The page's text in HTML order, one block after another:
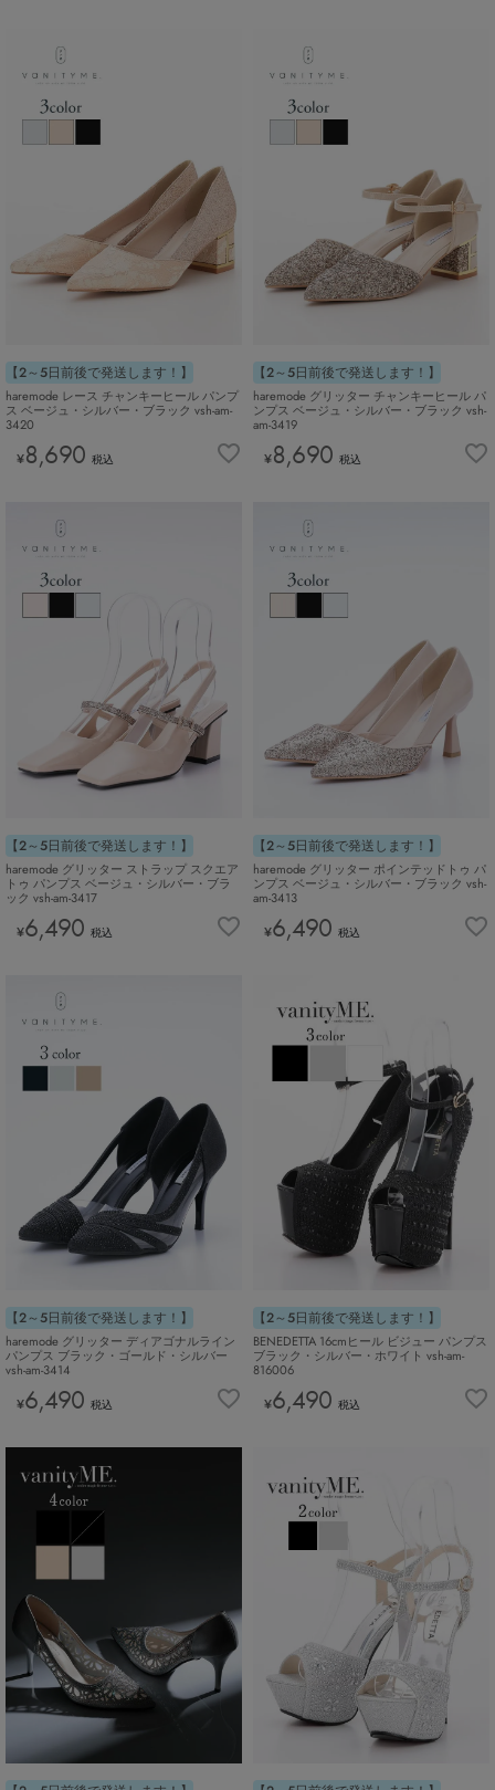
【2～5日前後で発送します！】
haremode レース チャンキーヒール パンプ
ス ベージュ・シルバー・ブラック vsh-am-
3420
¥8,690 税込
【2～5日前後で発送します！】
haremode グリッター チャンキーヒール パ
ンプス ベージュ・シルバー・ブラック vsh-
am-3419
¥8,690 税込
【2～5日前後で発送します！】
haremode グリッター ストラップ スクエア
トゥ パンプス ベージュ・シルバー・ブラ
ック vsh-am-3417
¥6,490 税込
【2～5日前後で発送します！】
haremode グリッター ポインテッドトゥ パ
ンプス ベージュ・シルバー・ブラック vsh-
am-3413
¥6,490 税込
【2～5日前後で発送します！】
haremode グリッター ディアゴナルライン
パンプス ブラック・ゴールド・シルバー
vsh-am-3414
¥6,490 税込
【2～5日前後で発送します！】
BENEDETTA 16cmヒール ビジュー パンプス
ブラック・シルバー・ホワイト vsh-am-
816006
¥6,490 税込